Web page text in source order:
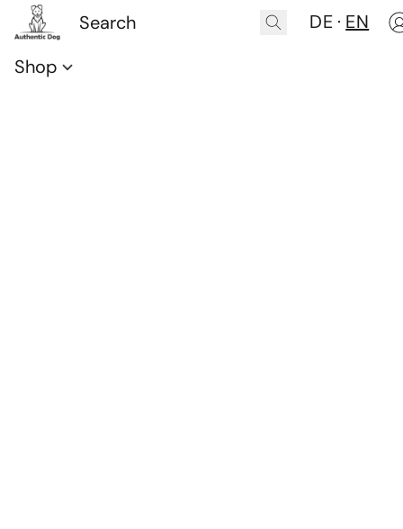
DE EN
Shop